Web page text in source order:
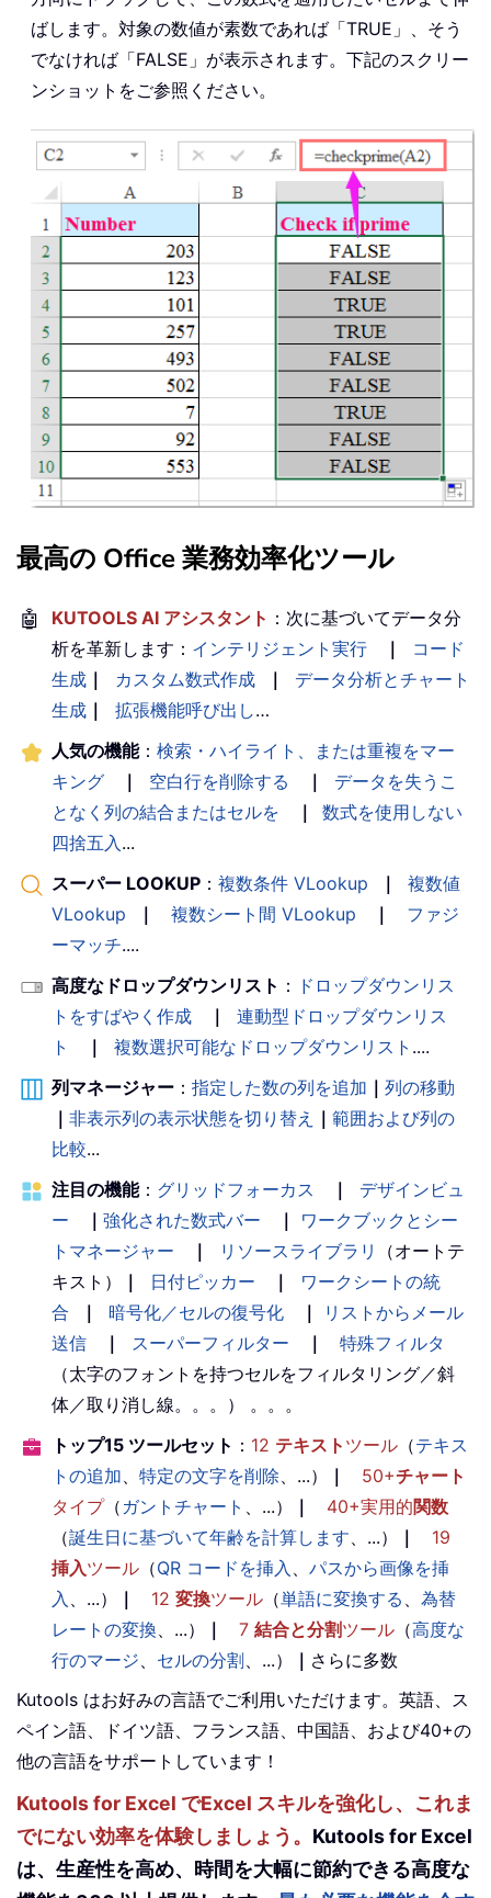
ばします。対象の数値が素数であれば「TRUE」、そう
でなければ「FALSE」が表示されます。下記のスクリー
ンショットをご参照ください。
最高の Office 業務効率化ツール
🤖 KUTOOLS AI アシスタント ：次に基づいてデータ分
析を革新します： インテリジェント実行 ｜
コード
生成 ｜ カスタム数式作成 ｜
データ分析とチャート
生成 ｜ 拡張機能呼び出し…
人気の機能： 検索・ハイライト、または重複をマー
キング
｜ 空白行を削除する ｜
データを失うこ
となく列の結合またはセルを
｜
数式を使用しない
四捨五入...
スーパー LOOKUP ： 複数条件 VLookup ｜
複数値
VLookup
｜ 複数シート間 VLookup ｜
ファジ
ーマッチ....
高度なドロップダウンリスト ： ドロップダウンリス
トをすばやく作成
｜
連動型ドロップダウンリス
ト
｜ 複数選択可能なドロップダウンリスト ....
列マネージャー ： 指定した数の列を追加 ｜ 列の移動
｜ 非表示列の表示状態を切り替え ｜ 範囲および列の
比較...
注目の機能： グリッドフォーカス ｜
デザインビュ
ー
｜ 強化された数式バー ｜
ワークブックとシー
トマネージャー
｜ リソースライブラリ
（オートテ
キスト）
｜ 日付ピッカー ｜
ワークシートの統
合
｜ 暗号化／セルの復号化 ｜
リストからメール
送信
｜ スーパーフィルター ｜
特殊フィルタ
（太字のフォントを持つセルをフィルタリング／斜
体／取り消し線。。。） 。。。
トップ15 ツールセット ： 12 テキスト ツール （テキス
トの追加、 特定の文字を削除、...） ｜ 50+チャート
タイプ（ ガントチャート 、...） ｜ 40+実用的関数
（誕生日に基づいて年齢を計算します、...） ｜
19
挿入ツール （QR コードを挿入 、 パスから画像を挿
入 、...） ｜ 12 変換ツール （単語に変換する 、 為替
レートの変換、...） ｜ 7 結合と分割ツール （高度な
行のマージ、 セルの分割、...） ｜ さらに多数
Kutools はお好みの言語でご利用いただけます。英語、ス
ペイン語、ドイツ語、フランス語、中国語、および40+の
他の言語をサポートしています！
Kutools for Excel でExcel スキルを強化し、これま
でにない効率を体験しましょう。 Kutools for Excel
は、生産性を高め、時間を大幅に節約できる高度な